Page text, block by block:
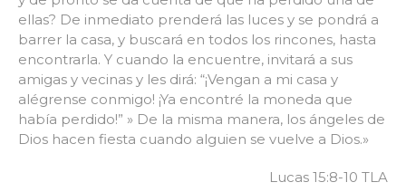
ellas? De inmediato prenderá las luces y se pondrá a
barrer la casa, y buscará en todos los rincones, hasta
encontrarla. Y cuando la encuentre, invitará a sus
amigas y vecinas y les dirá: “¡Vengan a mi casa y
alégrense conmigo! ¡Ya encontré la moneda que
había perdido!” » De la misma manera, los ángeles de
Dios hacen fiesta cuando alguien se vuelve a Dios.»
Lucas 15:8-10 TLA